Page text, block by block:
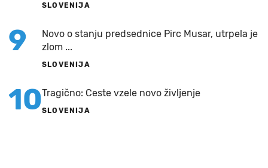
SLOVENIJA
9
Novo o stanju predsednice Pirc Musar, utrpela je
zlom ...
SLOVENIJA
10Tragično: Ceste vzele novo življenje
SLOVENIJA